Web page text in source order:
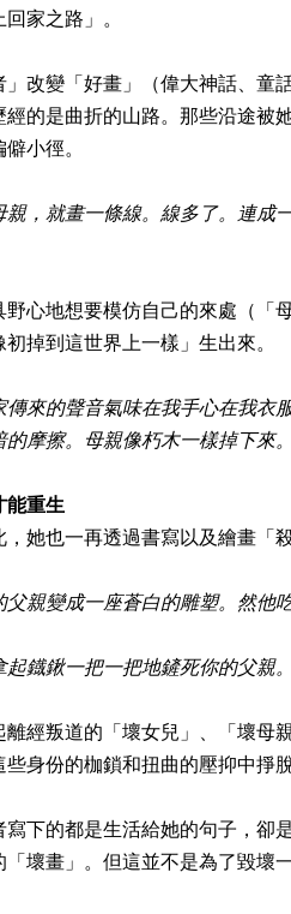
家之路」。
」改變「好畫」（偉大神話、
經的是曲折的山路。那些沿途被
小徑。
親，就畫一條線。線多了。連成
野心地想要模仿自己的來處（「
初掉到這世界上一樣」生出來。
傳來的聲音氣味在我手心在我
的摩擦。母親像朽木一樣掉下來
能重生
她也一再透過書寫以及繪畫「殺
父親變成一座蒼白的雕塑。然他
起鐡鍬一把一把地鏟死你的父親
離經叛道的「壞女兒」、「壞母
些身份的枷鎖和扭曲的壓抑中掙脫
寫下的都是生活給她的句子，卻
「壞畫」。但這並不是為了毀壞